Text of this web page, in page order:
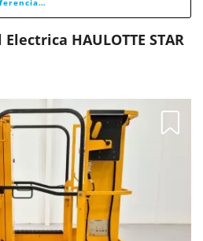
HAULOTTE STAR